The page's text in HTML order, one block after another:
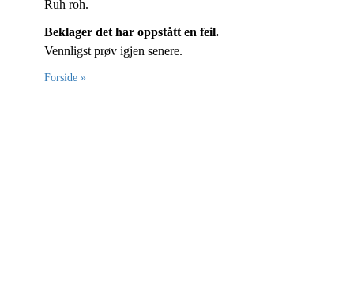
Ruh roh.
Beklager det har oppstått en feil.
Vennligst prøv igjen senere.
Forside »